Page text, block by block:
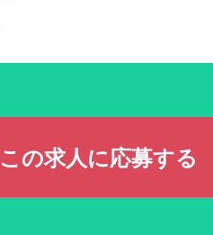
この求人に応募する